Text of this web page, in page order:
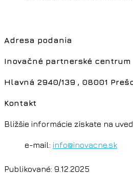
Adresa podania
Inovačné partnerské centrum
Hlavná 2940/139 , 08001
Kontakt
Bližšie informácie získate na
e-mail: info@inovacne.sk
Publikované: 9.12.2025